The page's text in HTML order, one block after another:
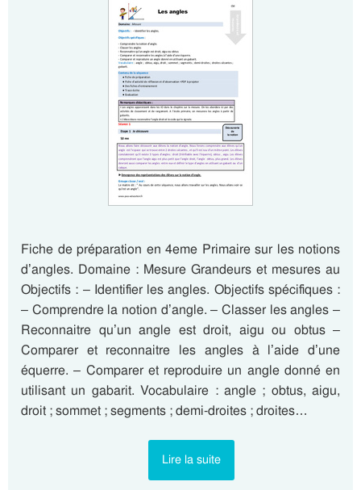
Fiche de préparation en 4eme Primaire sur les notions
d’angles. Domaine : Mesure Grandeurs et mesures au
Objectifs : – Identifier les angles. Objectifs spécifiques :
– Comprendre la notion d’angle. – Classer les angles –
Reconnaitre qu’un angle est droit, aigu ou obtus –
Comparer et reconnaitre les angles à l’aide d’une
équerre. – Comparer et reproduire un angle donné en
utilisant un gabarit. Vocabulaire : angle ; obtus, aigu,
droit ; sommet ; segments ; demi-droites ; droites…
Lire la suite